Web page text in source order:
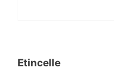
Etincelle